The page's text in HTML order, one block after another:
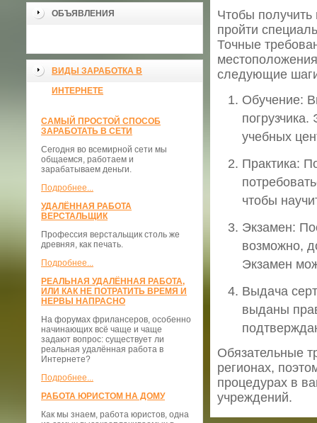
ОБЪЯВЛЕНИЯ
ВИДЫ ЗАРАБОТКА В
ИНТЕРНЕТЕ
САМЫЙ ПРОСТОЙ СПОСОБ
ЗАРАБОТАТЬ В СЕТИ
Сегодня во всемирной сети мы
общаемся, работаем и
зарабатываем деньги.
Подробнее...
УДАЛЁННАЯ РАБОТА
ВЕРСТАЛЬЩИК
Профессия верстальщик столь же
древняя, как печать.
Подробнее...
РЕАЛЬНАЯ УДАЛЁННАЯ РАБОТА,
ИЛИ КАК НЕ ПОТРАТИТЬ ВРЕМЯ И
НЕРВЫ НАПРАСНО
На форумах фрилансеров, особенно
начинающих всё чаще и чаще
задают вопрос: существует ли
реальная удалённая работа в
Интернете?
Подробнее...
РАБОТА ЮРИСТОМ НА ДОМУ
Как мы знаем, работа юристов, одна
Чтобы
пройти
Точные
следующие
Обучение:
учебных
Практика:
чтобы
Экзамен:
возможно,
Экзамен
Выдача
выданы
Обязательные
регионах,
процедурах в
учреждений.